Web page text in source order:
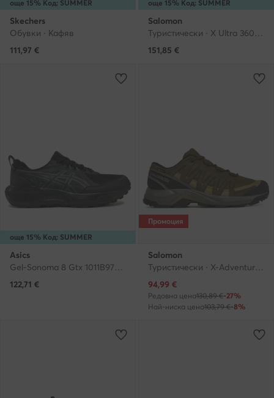
още 15% Код: SUMMER
Skechers
Обувки · Кафяв
111,97 €
още 15% Код: SUMMER
Salomon
Туристически · X Ultra 360 Gore-Tex L47687000 · Сив
151,85 €
още 15% Код: SUMMER
Asics
Gel-Sonoma 8 Gtx 1011B977 · Маратонки за бягане
122,71 €
Промоция
Salomon
Туристически · X-Adventure Recon Gore Tex L47813200 · Каки
Актуална цена
94,99 €
Редовна цена130,89 €-27%
Най-ниска цена103,79 €-8%